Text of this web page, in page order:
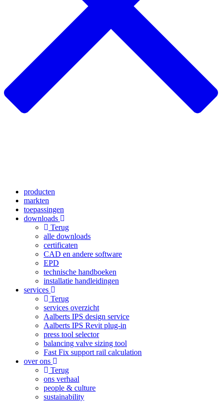
producten
markten
toepassingen
downloads
Terug
alle downloads
certificaten
CAD en andere software
EPD
technische handboeken
installatie handleidingen
services
Terug
services overzicht
Aalberts IPS design service
Aalberts IPS Revit plug-in
press tool selector
balancing valve sizing tool
Fast Fix support rail calculation
over ons
Terug
ons verhaal
people & culture
sustainability